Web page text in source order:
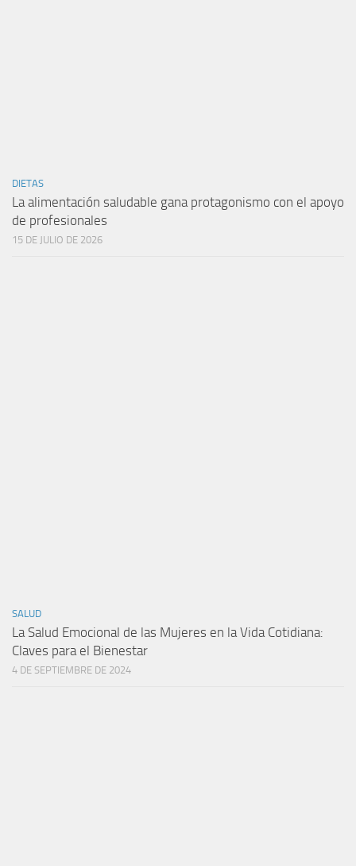
DIETAS
La alimentación saludable gana protagonismo con el apoyo
de profesionales
15 DE JULIO DE 2026
SALUD
La Salud Emocional de las Mujeres en la Vida Cotidiana:
Claves para el Bienestar
4 DE SEPTIEMBRE DE 2024